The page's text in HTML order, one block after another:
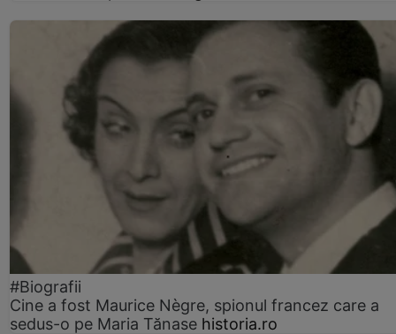
#Biografii
Cine a fost Maurice Nègre, spionul francez care a
sedus-o pe Maria Tănase historia.ro